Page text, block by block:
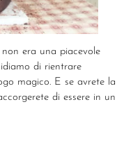
era una piacevole
di rientrare
magico. E se avrete la
di essere in un